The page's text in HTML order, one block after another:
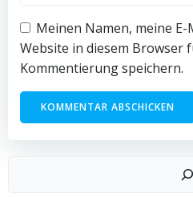
Meinen Namen, meine
Website in diesem Browser
Kommentierung speichern.